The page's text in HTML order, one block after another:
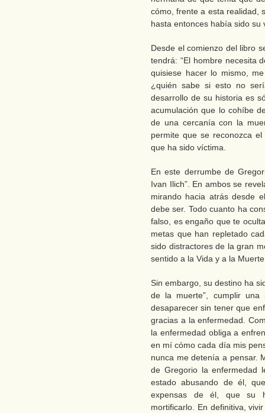
cómo, frente a esta realidad,
hasta entonces había sido su
Desde el comienzo del libro
tendrá: “El hombre necesita
quisiese hacer lo mismo,
¿quién sabe si esto no
desarrollo de su historia es
acumulación que lo cohíbe
de una cercanía con la
permite que se reconozca
que ha sido víctima.
En este derrumbe de
Ivan Ilich”. En ambos se
mirando hacia atrás desde
debe ser. Todo cuanto ha
falso, es engaño que te
metas que han repletado
sido distractores de la gran
sentido a la Vida y a la
Sin embargo, su destino ha
de la muerte”, cumplir
desaparecer sin tener que
gracias a la enfermedad.
la enfermedad obliga a
en mí cómo cada día mis
nunca me detenía a pensar.
de Gregorio la enfermedad
estado abusando de él,
expensas de él, que su
mortificarlo. En definitiva,